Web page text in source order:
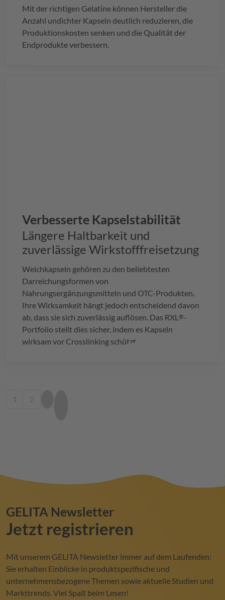
Mit der richtigen Gelatine können Hersteller die
Anzahl undichter Kapseln deutlich reduzieren, die
Produktionskosten senken und die Qualität der
Endprodukte verbessern.
Verbesserte Kapselstabilität
Längere Haltbarkeit und
zuverlässige Wirkstofffreisetzung
Weichkapseln gehören zu den beliebtesten
Darreichungsformen von
Nahrungsergänzungsmitteln und OTC-Produkten.
Ihre Wirksamkeit hängt jedoch entscheidend davon
ab, dass sie sich zuverlässig auflösen. Das RXL ®-
Portfolio stellt dies sicher, indem es Kapseln
wirksam vor Crosslinking schützt.
Current page
1 Page
2
GELITA Newsletter
Jetzt registrieren
Mit unserem GELITA Newsletter immer auf dem Laufenden:
Sie erhalten Einblicke in produktspezifische und
unternehmensbezogene Themen sowie aktuelle Studien und
Markttrends. Viel Spaß beim Lesen!